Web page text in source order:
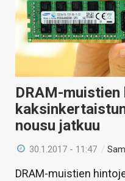
DRAM-muistien
nousu jatkuu
30.1.2017 - 11:47 /
DRAM-muistien